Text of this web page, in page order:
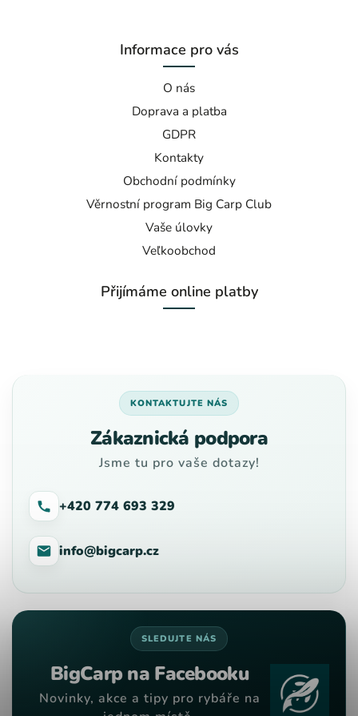
Informace pro vás
O nás
Doprava a platba
GDPR
Kontakty
Obchodní podmínky
Věrnostní program Big Carp Club
Vaše úlovky
Veľkoobchod
Přijímáme online platby
KONTAKTUJTE NÁS
Zákaznická podpora
Jsme tu pro vaše dotazy!
+420 774 693 329
info@bigcarp.cz
SLEDUJTE NÁS
BigCarp na Facebooku
Novinky, akce a tipy pro rybáře na